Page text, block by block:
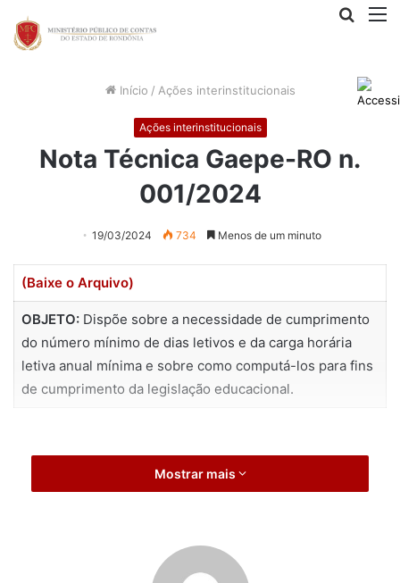
Início / Ações interinstitucionais
Ações interinstitucionais
Nota Técnica Gaepe-RO n.
001/2024
19/03/2024 734 Menos de um minuto
(Baixe o Arquivo)
OBJETO:Dispõe sobre a necessidade de cumprimento
do número mínimo de dias letivos e da carga horária
letiva anual mínima e sobre como computá-los para fins
de cumprimento da legislação educacional.
Mostrar mais